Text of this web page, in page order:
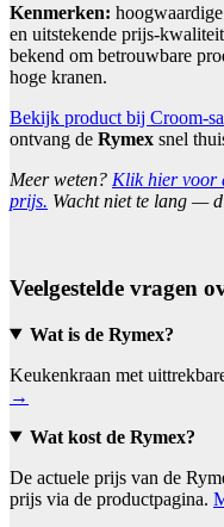
Kenmerken:
en uitstekende prijs-
bekend om betrouwbare
hoge kranen.
Bekijk product bij Croom-
ontvang de Rymex snel
Meer weten? Klik hier voor
prijs. Wacht niet te lang —
Veelgestelde vragen
Wat is de Rymex?
Keukenkraan met
→
Wat kost de Rymex?
De actuele prijs van de
prijs via de productpagina.